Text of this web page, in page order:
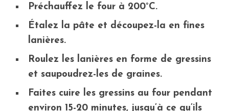
Préchauffez le four à 200°C.
Étalez la pâte et découpez-la en fines
lanières.
Roulez les lanières en forme de gressins
et saupoudrez-les de graines.
Faites cuire les gressins au four pendant
environ 15-20 minutes, jusqu’à ce qu’ils